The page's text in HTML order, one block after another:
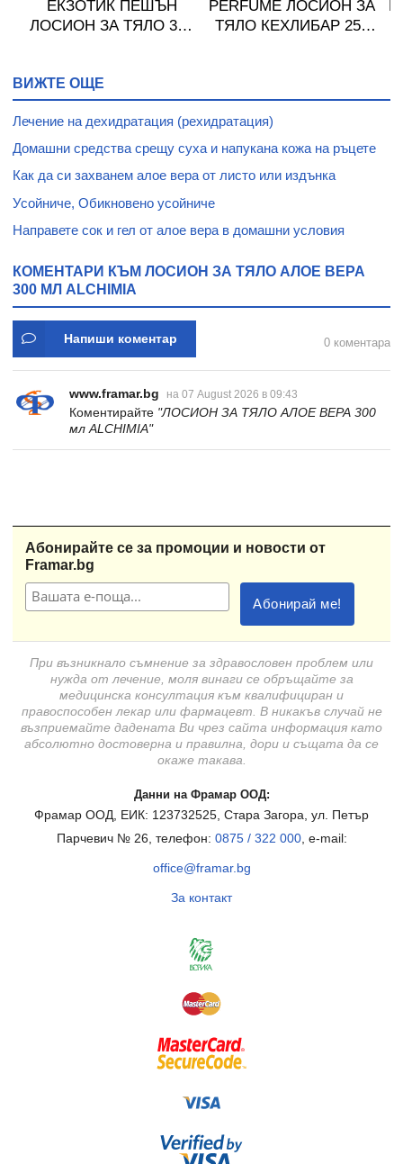
ЕКЗОТИК ПЕШЪН
ЛОСИОН ЗА ТЯЛО 350
PERFUME ЛОСИОН ЗА
ТЯЛО КЕХЛИБАР 250
ВИЖТЕ ОЩЕ
Лечение на дехидратация (рехидратация)
Домашни средства срещу суха и напукана кожа на ръцете
Как да си захванем алое вера от листо или издънка
Усойниче, Обикновено усойниче
Направете сок и гел от алое вера в домашни условия
КОМЕНТАРИ КЪМ ЛОСИОН ЗА ТЯЛО АЛОЕ ВЕРА
300 МЛ ALCHIMIA
Напиши коментар 0 коментара
www.framar.bg на 07 August 2026 в 09:43
Коментирайте "ЛОСИОН ЗА ТЯЛО АЛОЕ ВЕРА 300
мл ALCHIMIA"
Абонирайте се за промоции и новости от
Framar.bg
При възникнало съмнение за здравословен проблем или
нужда от лечение, моля винаги се обръщайте за
медицинска консултация към квалифициран и
правоспособен лекар или фармацевт. В никакъв случай не
възприемайте дадената Ви чрез сайта информация като
абсолютно достоверна и правилна, дори и същата да се
окаже такава.
Данни на Фрамар ООД:
Фрамар ООД, ЕИК: 123732525, Стара Загора, ул. Петър
Парчевич № 26, телефон: 0875 / 322 000, e-mail:
office@framar.bg
За контакт